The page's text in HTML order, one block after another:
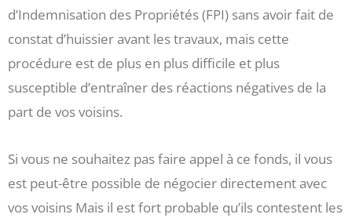
d’Indemnisation des Propriétés (FPI) sans avoir fait de
constat d’huissier avant les travaux, mais cette
procédure est de plus en plus difficile et plus
susceptible d’entraîner des réactions négatives de la
part de vos voisins.
Si vous ne souhaitez pas faire appel à ce fonds, il vous
est peut-être possible de négocier directement avec
vos voisins Mais il est fort probable qu’ils contestent les